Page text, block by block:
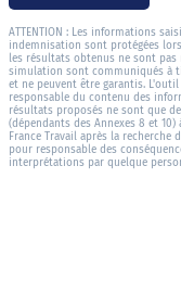
ATTENTION : Les informations
indemnisation sont protégées
les résultats obtenus ne sont pas
simulation sont communiqués à
et ne peuvent être garantis.
responsable du contenu des
résultats proposés ne sont que
(dépendants des Annexes 8 et
France Travail après la recherche
pour responsable des
interprétations par quelque